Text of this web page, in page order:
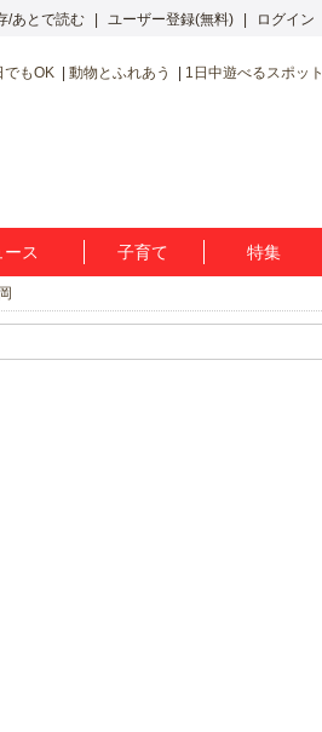
/あとで読む ユーザー登録(無料) ログイン
でもOK 動物とふれあう 1日中遊べるスポット
ス 子育て 特集